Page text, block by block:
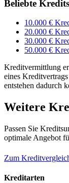
Beliebte
10.000 €
20.000 €
30.000 €
50.000 €
Kreditvermittlung
eines
entstehen dadurch
Weitere
Passen Sie
optimale Angebot
Zum
Kreditarten